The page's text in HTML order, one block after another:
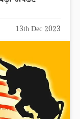
13th Dec 2023